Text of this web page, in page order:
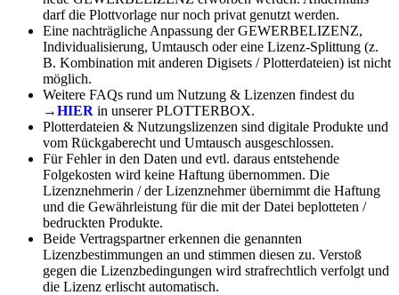
darf die Plottvorlage nur noch privat genutzt werden.
Eine nachträgliche Anpassung der GEWERBELIZENZ,
Individualisierung, Umtausch oder eine Lizenz-Splittung (z.
B. Kombination mit anderen Digisets / Plotterdateien) ist nicht
möglich.
Weitere FAQs rund um Nutzung & Lizenzen findest du
→HIER in unserer PLOTTERBOX.
Plotterdateien & Nutzungslizenzen sind digitale Produkte und
vom Rückgaberecht und Umtausch ausgeschlossen.
Für Fehler in den Daten und evtl. daraus entstehende
Folgekosten wird keine Haftung übernommen. Die
Lizenznehmerin / der Lizenznehmer übernimmt die Haftung
und die Gewährleistung für die mit der Datei beplotteten /
bedruckten Produkte.
Beide Vertragspartner erkennen die genannten
Lizenzbestimmungen an und stimmen diesen zu. Verstoß
gegen die Lizenzbedingungen wird strafrechtlich verfolgt und
die Lizenz erlischt automatisch.